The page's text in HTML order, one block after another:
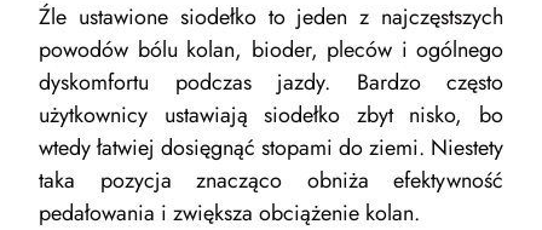
Źle ustawione siodełko to jeden z najczęstszych
powodów bólu kolan, bioder, pleców i ogólnego
dyskomfortu podczas jazdy. Bardzo często
użytkownicy ustawiają siodełko zbyt nisko, bo
wtedy łatwiej dosięgnąć stopami do ziemi. Niestety
taka pozycja znacząco obniża efektywność
pedałowania i zwiększa obciążenie kolan.